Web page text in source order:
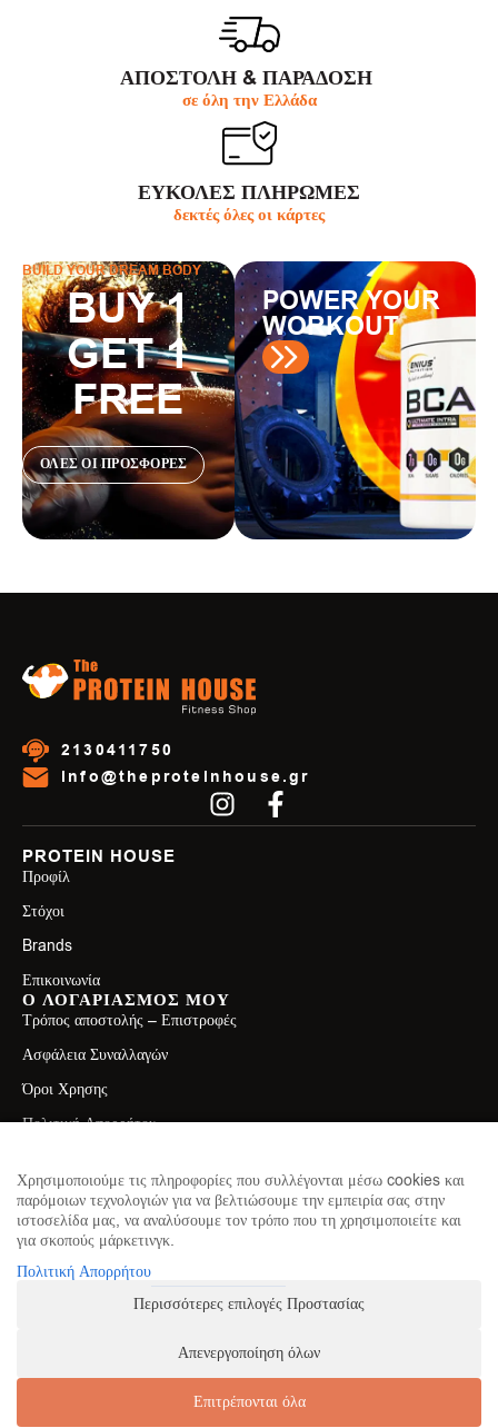
ΑΠΟΣΤΟΛΗ & ΠΑΡΆΔΟΣΗ
σε όλη την Ελλάδα
ΕΥΚΟΛΕΣ ΠΛΗΡΩΜΕΣ
δεκτές όλες οι κάρτες
BUILD YOUR DREAM BODY
BUY 1
GET 1
FREE
ΟΛΕΣ ΟΙ ΠΡΟΣΦΟΡΕΣ
POWER YOUR
WORKOUT
2130411750
info@theproteinhouse.gr
PROTEIN HOUSE
Προφίλ
Στόχοι
Brands
Επικοινωνία
Ο ΛΟΓΑΡΙΑΣΜΟΣ ΜΟΥ
Τρόπος αποστολής – Επιστροφές
Ασφάλεια Συναλλαγών
Όροι Χρησης
Πολιτική Απορρήτου
2130411750
info@theproteinhouse.gr
ΕΓΓΡΑΦΕΙΤΕ ΣΤΟ NEWSLETTER
ΕΓΓΡΑΦΗ
Web Future
Χρησιμοποιούμε τις πληροφορίες που συλλέγονται μέσω cookies και
παρόμοιων τεχνολογιών για να βελτιώσουμε την εμπειρία σας στην
ιστοσελίδα μας, να αναλύσουμε τον τρόπο που τη χρησιμοποιείτε και
για σκοπούς μάρκετινγκ.
Πολιτική Απορρήτου
Περισσότερες επιλογές Προστασίας
Απενεργοποίηση όλων
Επιτρέπονται όλα